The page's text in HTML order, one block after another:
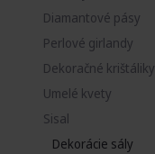
Diamantové pásy
Perlové girlandy
Dekoračné krištáliky
Umelé kvety
Sisal
Dekorácie sály